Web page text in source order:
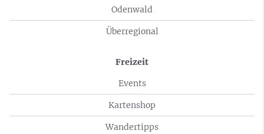
Odenwald
Überregional
Freizeit
Events
Kartenshop
Wandertipps